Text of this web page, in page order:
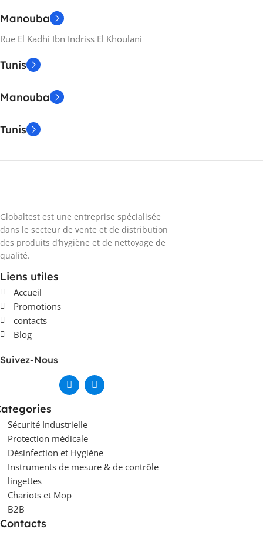
Manouba
Rue El Kadhi Ibn Indriss El Khoulani
Tunis
Manouba
Tunis
Globaltest est une entreprise spécialisée
dans le secteur de vente et de distribution
des produits d’hygiène et de nettoyage de
qualité.
Liens utiles
Accueil
Promotions
contacts
Blog
Suivez-Nous
Sécurité Industrielle
Protection médicale
Désinfection et Hygiène
Instruments de mesure & de contrôle
lingettes
Chariots et Mop
B2B
Contacts